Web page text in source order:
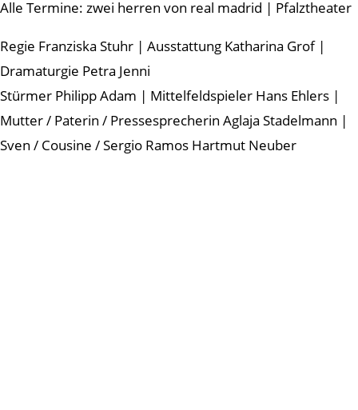
Alle Termine: zwei herren von real madrid | Pfalztheater
Regie Franziska Stuhr | Ausstattung Katharina Grof |
Dramaturgie Petra Jenni
Stürmer Philipp Adam | Mittelfeldspieler Hans Ehlers |
Mutter / Paterin / Pressesprecherin Aglaja Stadelmann |
Sven / Cousine / Sergio Ramos Hartmut Neuber